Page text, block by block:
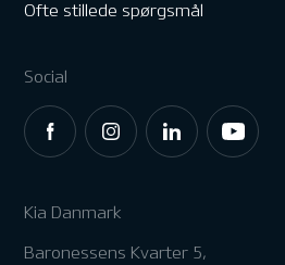
Ofte stillede spørgsmål
Social
Kia Danmark
Baronessens Kvarter 5,